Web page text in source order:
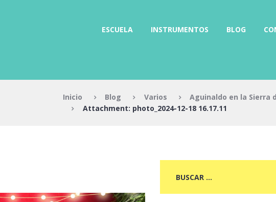
ESCUELA INSTRUMENTOS BLOG
Inicio Blog Varios
Aguinaldo en la Sierra
Attachment: photo_2024-12-18 16.17.11